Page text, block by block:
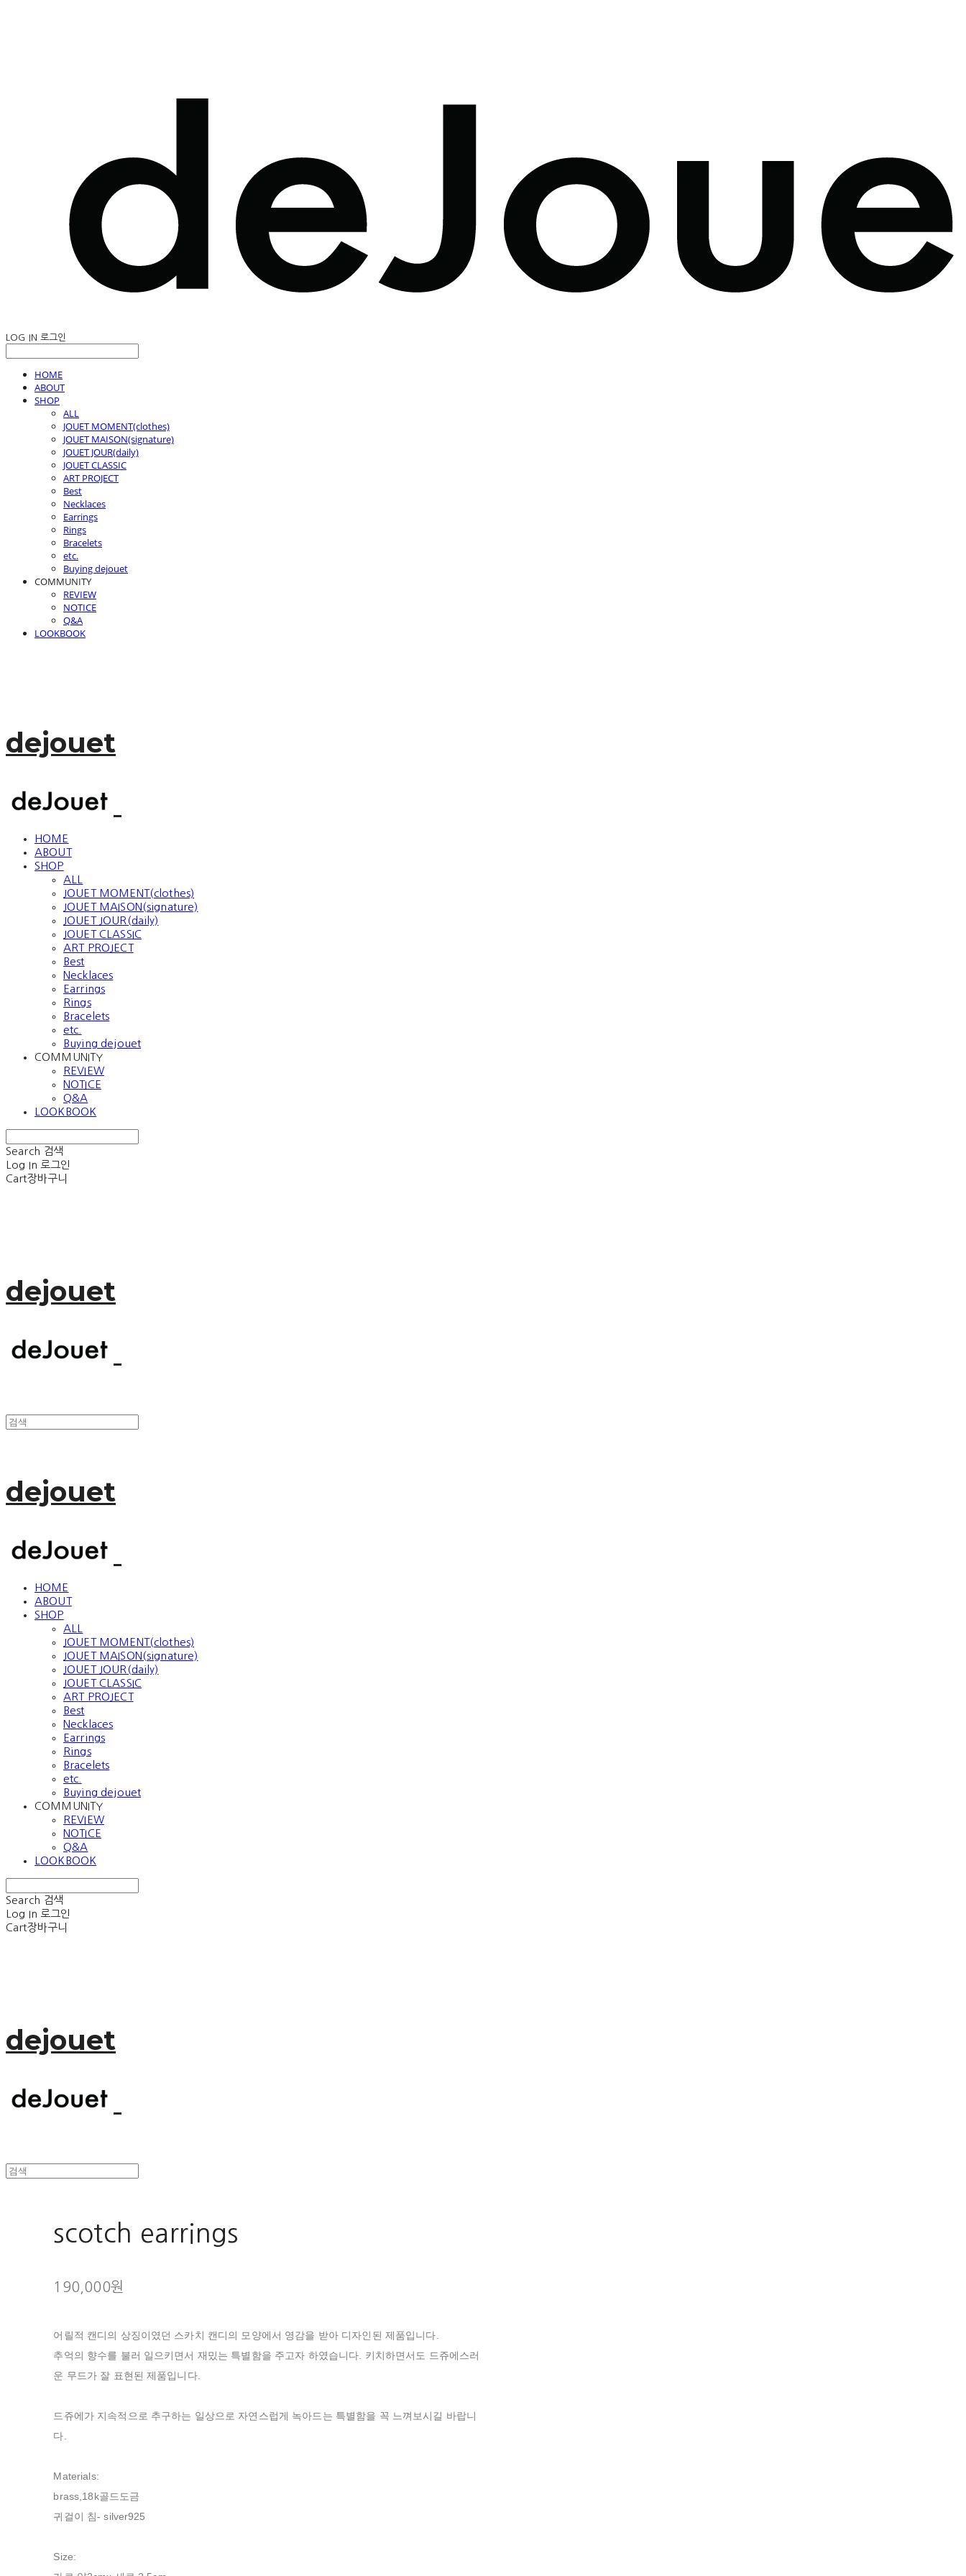
LOG IN 로그인
HOME
ABOUT
SHOP
ALL
JOUET MOMENT(clothes)
JOUET MAISON(signature)
JOUET JOUR(daily)
JOUET CLASSIC
ART PROJECT
Best
Necklaces
Earrings
Rings
Bracelets
etc.
Buying dejouet
COMMUNITY
REVIEW
NOTICE
Q&A
LOOKBOOK
dejouet
HOME
ABOUT
SHOP
ALL
JOUET MOMENT(clothes)
JOUET MAISON(signature)
JOUET JOUR(daily)
JOUET CLASSIC
ART PROJECT
Best
Necklaces
Earrings
Rings
Bracelets
etc.
Buying dejouet
COMMUNITY
REVIEW
NOTICE
Q&A
LOOKBOOK
Search 검색
Log In 로그인
Cart장바구니
dejouet
dejouet
HOME
ABOUT
SHOP
ALL
JOUET MOMENT(clothes)
JOUET MAISON(signature)
JOUET JOUR(daily)
JOUET CLASSIC
ART PROJECT
Best
Necklaces
Earrings
Rings
Bracelets
etc.
Buying dejouet
COMMUNITY
REVIEW
NOTICE
Q&A
LOOKBOOK
Search 검색
Log In 로그인
Cart장바구니
dejouet
scotch earrings
190,000원
어릴적 캔디의 상징이였던 스카치 캔디의 모양에서 영감을 받아 디자인된 제품입니다.
추억의 향수를 불러 일으키면서 재밌는 특별함을 주고자 하였습니다. 키치하면서도 드쥬에스러
운 무드가 잘 표현된 제품입니다.
드쥬에가 지속적으로 추구하는 일상으로 자연스럽게 녹아드는 특별함을 꼭 느껴보시길 바랍니
다.
Materials:
brass,18k골드도금
귀걸이 침- silver925
Size: